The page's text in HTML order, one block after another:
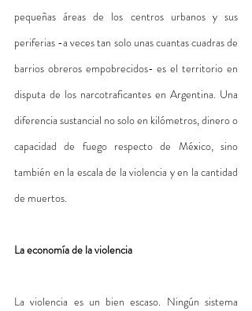
pequeñas áreas de los centros urbanos y sus
periferias -a veces tan solo unas cuantas cuadras de
barrios obreros empobrecidos- es el territorio en
disputa de los narcotraficantes en Argentina. Una
diferencia sustancial no solo en kilómetros, dinero o
capacidad de fuego respecto de México, sino
también en la escala de la violencia y en la cantidad
de muertos.
La economía de la violencia
La violencia es un bien escaso. Ningún sistema